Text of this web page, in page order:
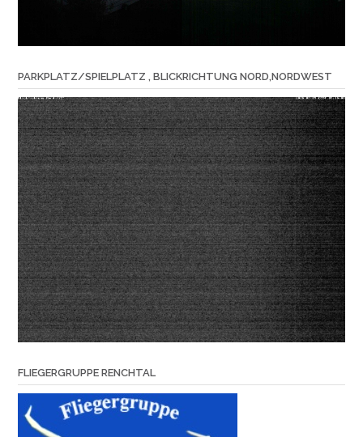
PARKPLATZ/SPIELPLATZ , BLICKRICHTUNG NORD,NORDWEST
FLIEGERGRUPPE RENCHTAL